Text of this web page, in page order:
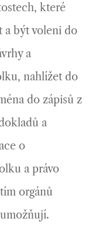
které
a být voleni do
a
nahlížet do
do zápisů z
a
o
a právo
orgánů